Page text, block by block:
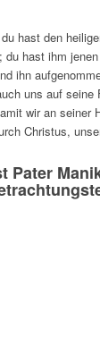
hast den
du hast ihm
ihn
uns auf seine
wir an seiner
Christus,
Pater